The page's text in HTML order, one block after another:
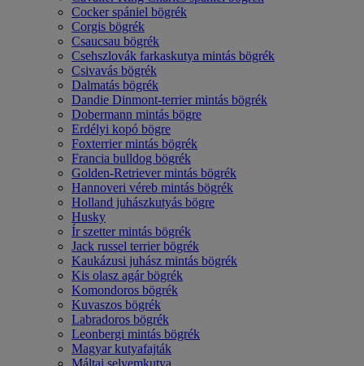
Cocker spániel bögrék
Corgis bögrék
Csaucsau bögrék
Csehszlovák farkaskutya mintás bögrék
Csivavás bögrék
Dalmatás bögrék
Dandie Dinmont-terrier mintás bögrék
Dobermann mintás bögre
Erdélyi kopó bögre
Foxterrier mintás bögrék
Francia bulldog bögrék
Golden-Retriever mintás bögrék
Hannoveri véreb mintás bögrék
Holland juhászkutyás bögre
Husky
Ír szetter mintás bögrék
Jack russel terrier bögrék
Kaukázusi juhász mintás bögrék
Kis olasz agár bögrék
Komondoros bögrék
Kuvaszos bögrék
Labradoros bögrék
Leonbergi mintás bögrék
Magyar kutyafajták
Máltai selyemkutya